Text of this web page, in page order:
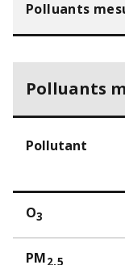
Polluants
Polluants
Pollutant
O3
PM 2.5